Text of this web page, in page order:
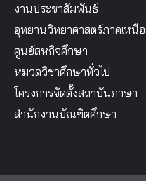
งานประชาสัมพันธ์
อุทยานวิทยาศาสตร์ภาคเหนื
ศูนย์สหกิจศึกษา
หมวดวิชาศึกษาทั่วไป
โครงการจัดตั้งสถาบันภาษา
สำนักงานบัณฑิตศึกษา